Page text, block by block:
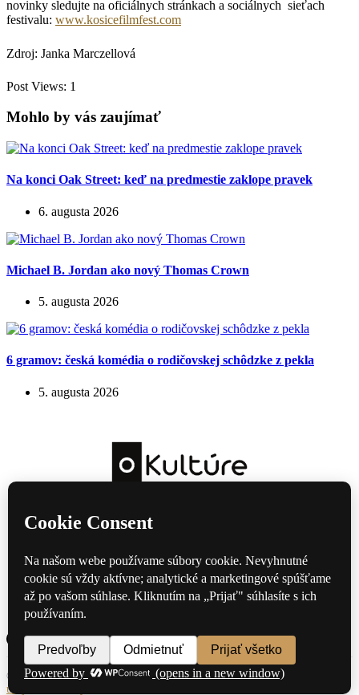
novinky sledujte na oficiálnych stránkach a sociálnych sieťach
festivalu: www.kosicefilmfest.com
Zdroj: Janka Marczellová
Post Views: 1
Mohlo by vás zaujímať
Na konci Oak Street: keď na predmestie zaklope pravek
6. augusta 2026
Michael B. Jordan ako nový Thomas Crown
5. augusta 2026
6 gramov: česká komédia o rodičovskej schôdzke z pekla
5. augusta 2026
Divadlo
Film
Hudba
Knihy
Kontakt
© 2026 oKulture.sk — Všetky práva vyhradené ·Ochrana osobných
údajov